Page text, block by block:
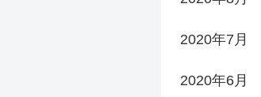
2020年7月
2020年6月